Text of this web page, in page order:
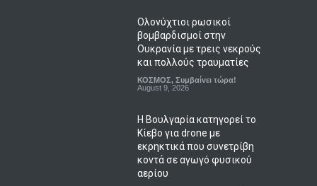
Ολονύχτιοι ρωσικοί
βομβαρδισμοί στην
Ουκρανία με τρεις νεκρούς
και πολλούς τραυματίες
ΚΟΣΜΟΣ, Συμβαίνει τώρα!
August 9, 2026
Η Βουλγαρία κατηγορεί το
Κίεβο για drone με
εκρηκτικά που συνετρίβη
κοντά σε αγωγό φυσικού
αερίου